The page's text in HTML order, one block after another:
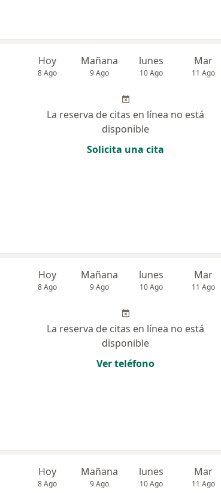
Hoy
8 Ago
Mañana
9 Ago
lunes
10 Ago
Mar
11 Ago
La reserva de citas en línea no está
disponible
Solicita una cita
Hoy
8 Ago
Mañana
9 Ago
lunes
10 Ago
Mar
11 Ago
La reserva de citas en línea no está
disponible
Ver teléfono
Hoy
8 Ago
Mañana
9 Ago
lunes
10 Ago
Mar
11 Ago